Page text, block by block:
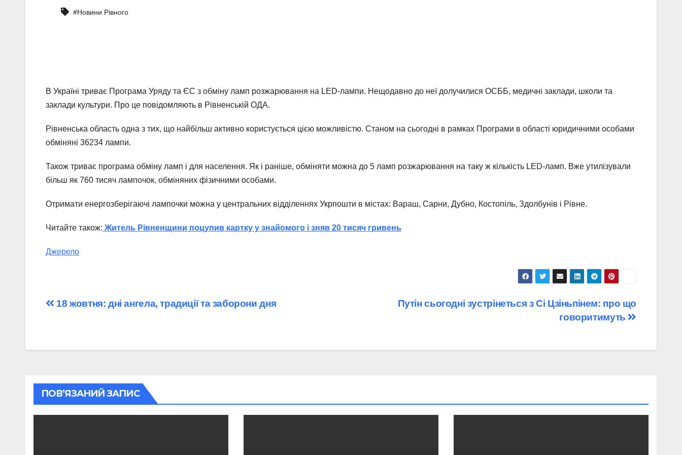
#Новини Рівного
В Україні триває Програма Уряду та ЄС з обміну ламп розжарювання на LED-лампи. Нещодавно до неї долучилися ОСББ, медичні заклади, школи та
заклади культури. Про це повідомляють в Рівненській ОДА.
Рівненська область одна з тих, що найбільш активно користується цією можливістю. Станом на сьогодні в рамках Програми в області юридичними особами
обміняні 36234 лампи.
Також триває програма обміну ламп і для населення. Як і раніше, обміняти можна до 5 ламп розжарювання на таку ж кількість LED-ламп. Вже утилізували
більш як 760 тисяч лампочок, обміняних фізичними особами.
Отримати енергозберігаючі лампочки можна у центральних відділеннях Укрпошти в містах: Вараш, Сарни, Дубно, Костопіль, Здолбунів і Рівне.
Читайте також: Житель Рівненщини поцупив картку у знайомого і зняв 20 тисяч гривень
Джерело
Навігація
Путін сьогодні зустрінеться з Сі Цзіньпінем: про що
говоритимуть
18 жовтня: дні ангела, традиції та заборони дня
ПОВ’ЯЗАНИЙ ЗАПИС